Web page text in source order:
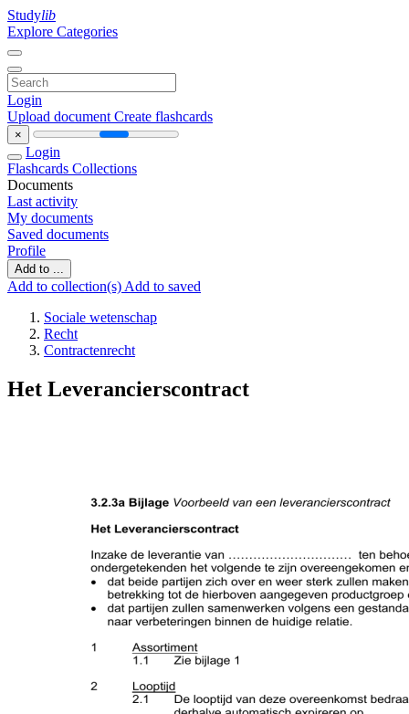
Studylib
Explore Categories
Login
Upload document Create flashcards
×
Login
Flashcards Collections
Documents
Last activity
My documents
Saved documents
Profile
Add to ...
Add to collection(s) Add to saved
Sociale wetenschap
Recht
Contractenrecht
Het Leverancierscontract